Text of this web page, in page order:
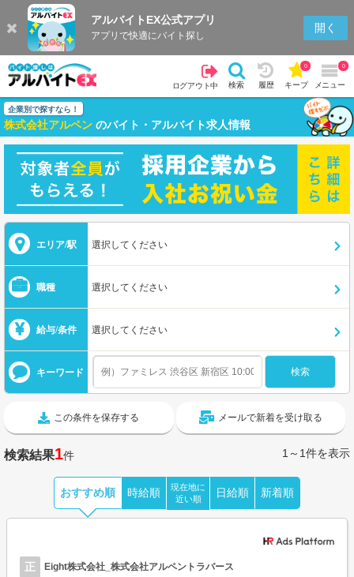
アルバイトEX公式アプリ
アプリで快適にバイト探し
開く
ログアウト中 検索 履歴 キープ
0
メニュー
0
企業別で探すなら！
株式会社アルペン のバイト・アルバイト求人情報
エリア/駅 選択してください
職種 選択してください
給与/条件 選択してください
キーワード
この条件を保存する メールで新着を受け取る
検索結果1件 1～1件を表示
おすすめ順 時給順
現在地に
近い順
日給順 新着順
正 Eight株式会社_株式会社アルペントラバース